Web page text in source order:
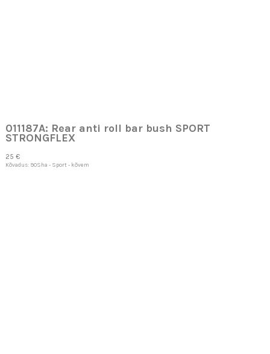
011187A: Rear anti roll bar bush SPORT
STRONGFLEX
25 €
Kõvadus: 90Sha - Sport - kõvem